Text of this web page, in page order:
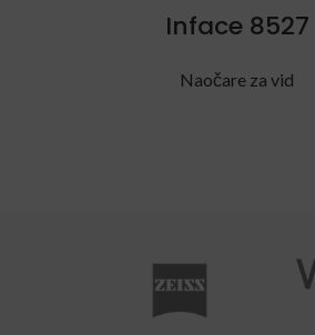
Inface 8527
Naočare za vid